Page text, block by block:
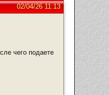
02/04/26 11:13
чего подаете